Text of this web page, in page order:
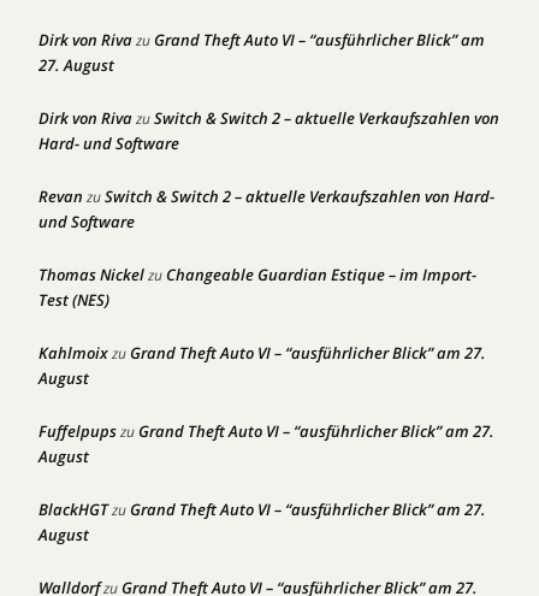
Dirk von RivazuGrand Theft Auto VI – “ausführlicher Blick” am
27. August
Dirk von RivazuSwitch & Switch 2 – aktuelle Verkaufszahlen von
Hard- und Software
Revan zuSwitch & Switch 2 – aktuelle Verkaufszahlen von Hard-
und Software
Thomas NickelzuChangeable Guardian Estique – im Import-
Test (NES)
KahlmoixzuGrand Theft Auto VI – “ausführlicher Blick” am 27.
August
FuffelpupszuGrand Theft Auto VI – “ausführlicher Blick” am 27.
August
BlackHGTzuGrand Theft Auto VI – “ausführlicher Blick” am 27.
August
WalldorfzuGrand Theft Auto VI – “ausführlicher Blick” am 27.